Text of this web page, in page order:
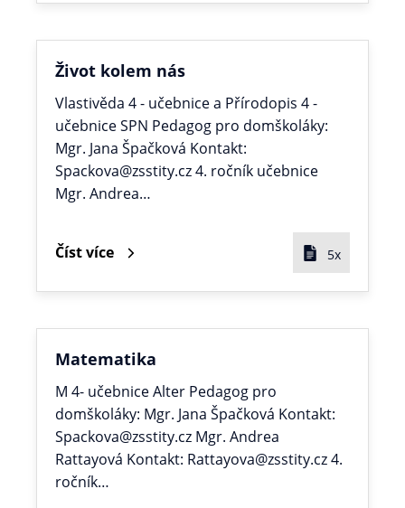
Život kolem nás
Vlastivěda 4 - učebnice a Přírodopis 4 -
učebnice SPN Pedagog pro domškoláky:
Mgr. Jana Špačková Kontakt:
Spackova@zsstity.cz 4. ročník učebnice
Mgr. Andrea…
Číst více 5x
Matematika
M 4- učebnice Alter Pedagog pro
domškoláky: Mgr. Jana Špačková Kontakt:
Spackova@zsstity.cz Mgr. Andrea
Rattayová Kontakt: Rattayova@zsstity.cz 4.
ročník…